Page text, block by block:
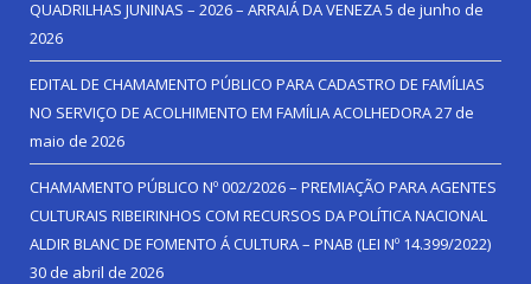
QUADRILHAS JUNINAS – 2026 – ARRAIÁ DA VENEZA5 de junho de
2026
EDITAL DE CHAMAMENTO PÚBLICO PARA CADASTRO DE FAMÍLIAS
NO SERVIÇO DE ACOLHIMENTO EM FAMÍLIA ACOLHEDORA27 de
maio de 2026
CHAMAMENTO PÚBLICO Nº 002/2026 – PREMIAÇÃO PARA AGENTES
CULTURAIS RIBEIRINHOS COM RECURSOS DA POLÍTICA NACIONAL
ALDIR BLANC DE FOMENTO Á CULTURA – PNAB (LEI Nº 14.399/2022)
30 de abril de 2026